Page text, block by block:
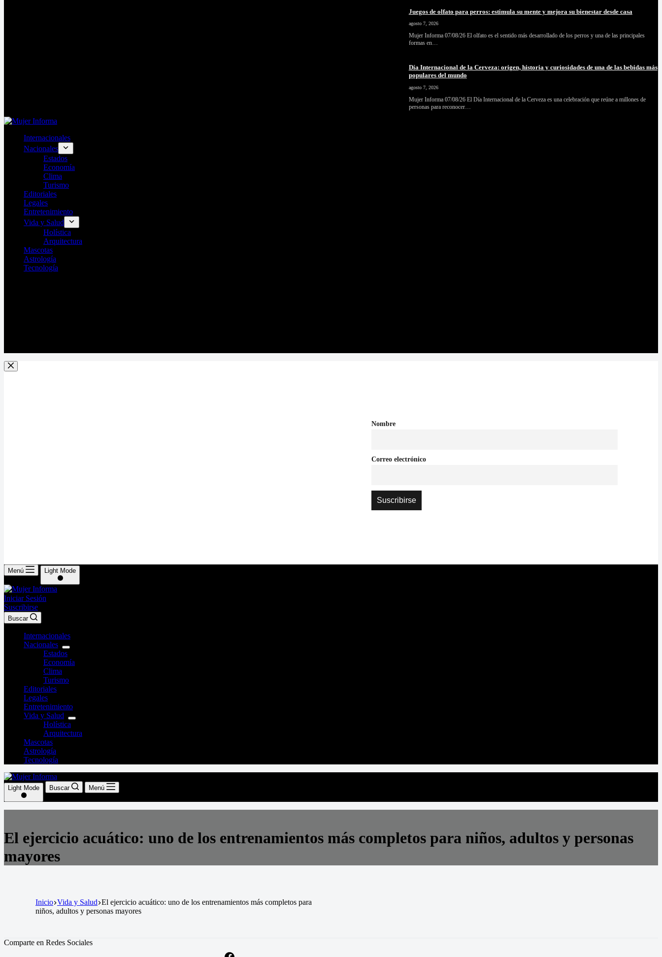
Juegos de olfato para perros: estimula su mente y mejora su bienestar desde casa
agosto 7, 2026
Mujer Informa 07/08/26 El olfato es el sentido más desarrollado de los perros y una de las principales
formas en…
Día Internacional de la Cerveza: origen, historia y curiosidades de una de las bebidas más
populares del mundo
agosto 7, 2026
Mujer Informa 07/08/26 El Día Internacional de la Cerveza es una celebración que reúne a millones de
personas para reconocer…
Internacionales
Nacionales
Estados
Economía
Clima
Turismo
Editoriales
Legales
Entretenimiento
Vida y Salud
Holística
Arquitectura
Mascotas
Astrología
Tecnología
Nombre
Correo electrónico
Menú Light Mode
Iniciar Sesión
Suscribirse
Buscar
Internacionales
Nacionales
Estados
Economía
Clima
Turismo
Editoriales
Legales
Entretenimiento
Vida y Salud
Holística
Arquitectura
Mascotas
Astrología
Tecnología
Light Mode Buscar Menú
El ejercicio acuático: uno de los entrenamientos más completos para niños, adultos y personas
mayores
Inicio Vida y Salud El ejercicio acuático: uno de los entrenamientos más completos para
niños, adultos y personas mayores
Comparte en Redes Sociales